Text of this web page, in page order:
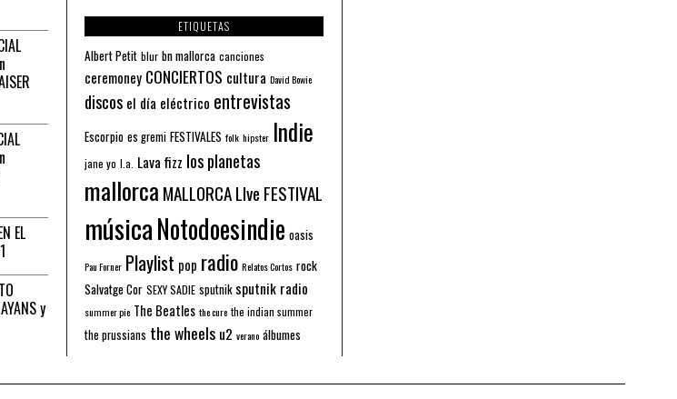
EL
y
ETIQUETAS
Albert Petit blur bn mallorca canciones
ceremoney CONCIERTOS cultura David Bowie
discos el día eléctrico entrevistas
Escorpio es gremi FESTIVALES folk hipster Indie
jane yo l.a. Lava fizz los planetas
mallorca MALLORCA LIve FESTIVAL
músicaNotodoesindie oasis
Pau Forner Playlist pop radio Relatos Cortos rock
Salvatge Cor SEXY SADIE sputnik sputnik radio
summer pie The Beatles the cure the indian summer
the prussians the wheels u2 verano álbumes